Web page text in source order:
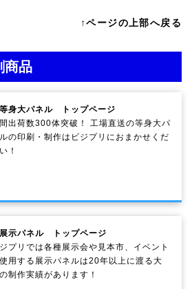
↑ページの上部へ戻る
商品
身大パネル トップページ
出荷数300体突破！ 工場直送の等身大パ
の印刷・制作は ビジプリ におまかせくだ
！
示パネル トップページ
プリでは各種展示会や見本市、イベント
用する展示パネルは20年以上に渡る大
制作実績があります！